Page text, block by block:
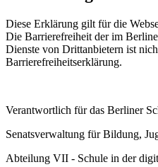
Diese Erklärung gilt für die
Die Barrierefreiheit der im
Dienste von Drittanbietern ist
Barrierefreiheitserklärung.
Verantwortlich für das Berliner
Senatsverwaltung für Bildung,
Abteilung VII - Schule in der